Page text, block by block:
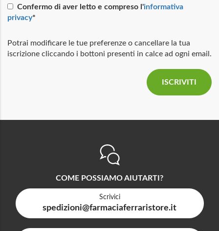
Confermo di aver letto e compreso l'informativa
privacy*
Potrai modificare le tue preferenze o cancellare la tua
iscrizione cliccando i bottoni presenti in calce ad ogni email.
COME POSSIAMO AIUTARTI?
Scrivici
spedizioni@farmaciaferraristore.it